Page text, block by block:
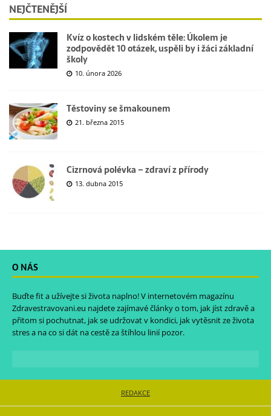
NEJČTENĚJŠÍ
Kvíz o kostech v lidském těle: Úkolem je
zodpovědět 10 otázek, uspěli by i žáci základní
školy
10. února 2026
Těstoviny se šmakounem
21. března 2015
Cizrnová polévka – zdraví z přírody
13. dubna 2015
O NÁS
Buďte fit a užívejte si života naplno! V internetovém magazínu
Zdravestravovani.eu najdete zajímavé články o tom, jak jíst zdravě a
přitom si pochutnat, jak se udržovat v kondici, jak vytěsnit ze života
stres a na co si dát na cestě za štíhlou linií pozor.
REDAKCE